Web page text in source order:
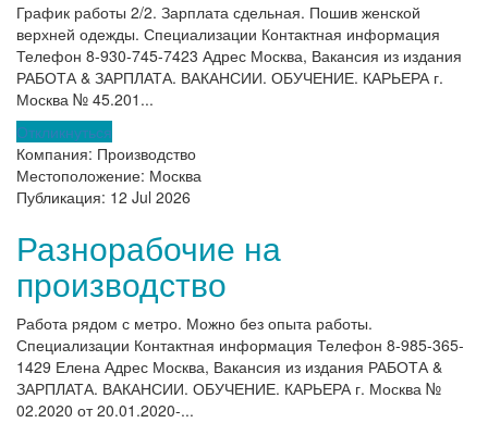
График работы 2/2. Зарплата сдельная. Пошив женской
верхней одежды. Специализации Контактная информация
Телефон 8-930-745-7423 Адрес Москва, Вакансия из издания
РАБОТА & ЗАРПЛАТА. ВАКАНСИИ. ОБУЧЕНИЕ. КАРЬЕРА г.
Москва № 45.201...
Откликнуться
Компания: Производство
Местоположение: Москва
Публикация: 12 Jul 2026
Разнорабочие на
производство
Работа рядом с метро. Можно без опыта работы.
Специализации Контактная информация Телефон 8-985-365-
1429 Елена Адрес Москва, Вакансия из издания РАБОТА &
ЗАРПЛАТА. ВАКАНСИИ. ОБУЧЕНИЕ. КАРЬЕРА г. Москва №
02.2020 от 20.01.2020-...